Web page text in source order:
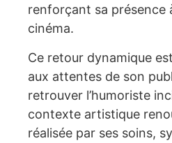
renforçant sa présence
cinéma.
Ce retour dynamique
aux attentes de son
retrouver l’humoriste
contexte artistique
réalisée par ses soins,